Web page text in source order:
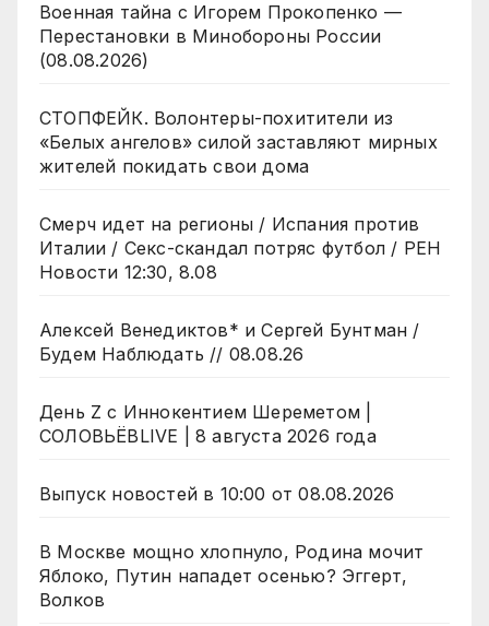
Военная тайна с Игорем Прокопенко —
Перестановки в Минобороны России
(08.08.2026)
СТОПФЕЙК. Волонтеры-похитители из
«Белых ангелов» силой заставляют мирных
жителей покидать свои дома
Смерч идет на регионы / Испания против
Италии / Секс-скандал потряс футбол / РЕН
Новости 12:30, 8.08
Алексей Венедиктов* и Сергей Бунтман /
Будем Наблюдать // 08.08.26
День Z с Иннокентием Шереметом |
СОЛОВЬЁВLIVE | 8 августа 2026 года
Выпуск новостей в 10:00 от 08.08.2026
В Москве мощно хлопнуло, Родина мочит
Яблоко, Путин нападет осенью? Эггерт,
Волков